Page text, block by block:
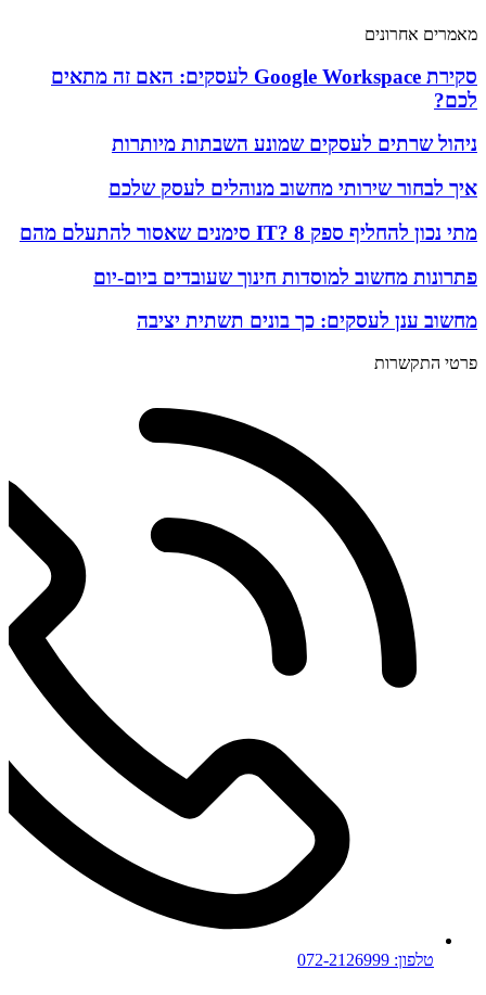
מאמרים אחרונים
סקירת Google Workspace לעסקים: האם זה מתאים
לכם?
ניהול שרתים לעסקים שמונע השבתות מיותרות
איך לבחור שירותי מחשוב מנוהלים לעסק שלכם
מתי נכון להחליף ספק IT? 8 סימנים שאסור להתעלם מהם
פתרונות מחשוב למוסדות חינוך שעובדים ביום-יום
מחשוב ענן לעסקים: כך בונים תשתית יציבה
פרטי התקשרות
טלפון: 072-2126999